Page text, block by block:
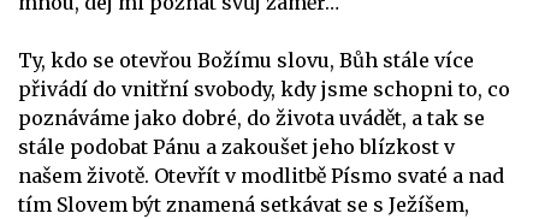
Ty, kdo se otevřou Božímu slovu, Bůh stále více
přivádí do vnitřní svobody, kdy jsme schopni to, co
poznáváme jako dobré, do života uvádět, a tak se
stále podobat Pánu a zakoušet jeho blízkost v
našem životě. Otevřít v modlitbě Písmo svaté a nad
tím Slovem být znamená setkávat se s Ježíšem,